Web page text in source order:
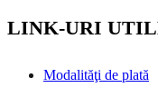
LINK-URI
Modalităţi de plată